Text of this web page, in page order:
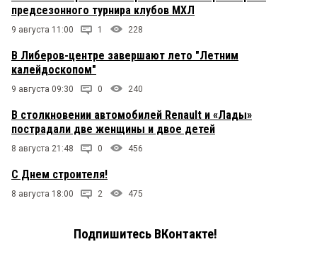
предсезонного турнира клубов МХЛ
9 августа 11:00 1 228
В Либеров-центре завершают лето "Летним
калейдоскопом"
9 августа 09:30 0 240
В столкновении автомобилей Renault и «Лады»
пострадали две женщины и двое детей
8 августа 21:48 0 456
С Днем строителя!
8 августа 18:00 2 475
Подпишитесь ВКонтакте!